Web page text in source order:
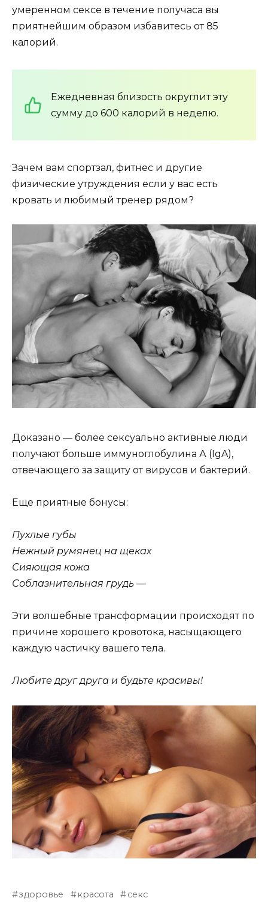
умеренном сексе в течение получаса вы
приятнейшим образом избавитесь от 85
калорий.
Ежедневная близость округлит эту
сумму до 600 калорий в неделю.
Зачем вам спортзал, фитнес и другие
физические утруждения если у вас есть
кровать и любимый тренер рядом?
Доказано — более сексуально активные люди
получают больше иммуноглобулина А (IgA),
отвечающего за защиту от вирусов и бактерий.
Еще приятные бонусы:
Пухлые губы
Нежный румянец на щеках
Сияющая кожа
Соблазнительная грудь —
Эти волшебные трансформации происходят по
причине хорошего кровотока, насыщающего
каждую частичку вашего тела.
Любите друг друга и будьте красивы!
здоровье красота секс